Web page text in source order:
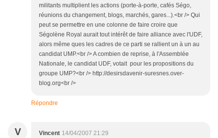
militants multiplient les actions (porte-à-porte, cafés Ségo,
réunions du changement, blogs, marchés, gares...).<br /> Qui
peut se permettre en une colonne de faire croire que
Ségolène Royal aurait tout intérêt de faire alliance avec l'UDF,
alors même ques les cadres de ce parti se rallient un à un au
candidat UMP.<br /> A combien de reprise, à l'Assemblée
Nationale, le candidat UDF, votait pour les propositions du
groupe UMP?<br /> http://desirsdavenir-suresnes.over-
blog.org<br />
Répondre
V Vincent 14/04/2007 21:29